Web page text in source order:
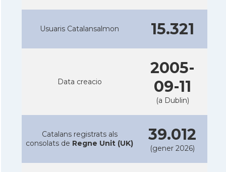
Usuaris Catalansalmon 15.321
Data creacio
2005-
09-11
(a Dublin)
Catalans registrats als
consolats de Regne Unit (UK) 39.012
(gener 2026)